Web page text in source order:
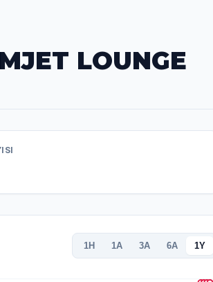
LOUNGE
1H 1A 3A 6A 1Y